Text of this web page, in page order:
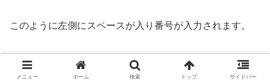
このように左側にスペースが入り番号が入力されます。
メニュー ホーム 検索 トップ サイドバー